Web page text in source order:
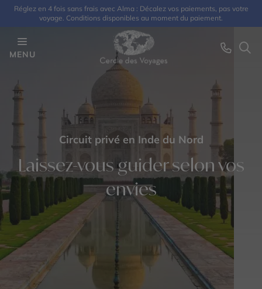
Réglez en 4 fois sans frais avec Alma : Décalez vos paiements, pas votre
voyage. Conditions disponibles au moment du paiement.
MENU
Circuit privé en Inde du Nord
Laissez-vous guider selon vos
envies